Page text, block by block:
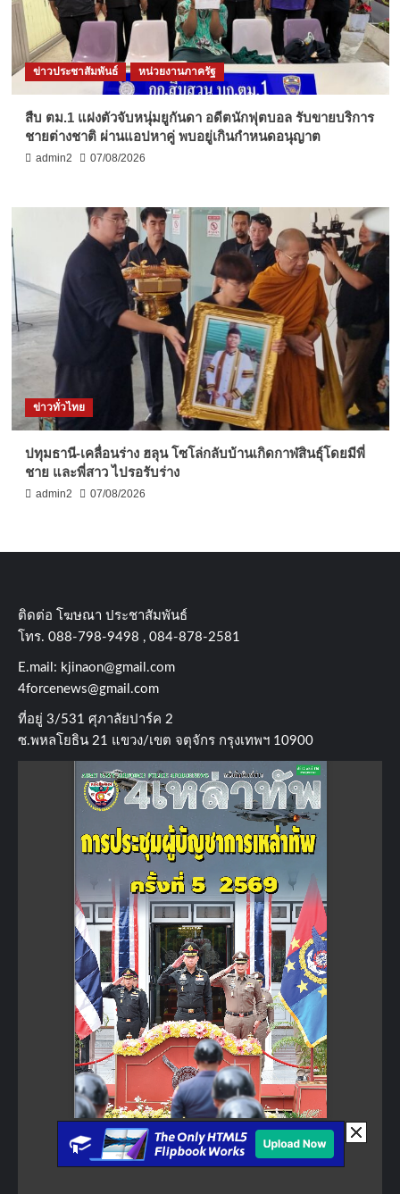
ข่าวประชาสัมพันธ์ หน่วยงานภาครัฐ
สืบ ตม.1 แฝงตัวจับหนุ่มยูกันดา อดีตนักฟุตบอล รับขายบริการ
ชายต่างชาติ ผ่านแอปหาคู่ พบอยู่เกินกำหนดอนุญาต
admin2 07/08/2026
ข่าวทั่วไทย
ปทุมธานี-เคลื่อนร่าง ฮลุน โซโล่กลับบ้านเกิดกาฬสินธุ์โดยมีพี่
ชาย และพี่สาว ไปรอรับร่าง
admin2 07/08/2026
ติดต่อ​ โฆษณา​ ประชาสัมพันธ์
โทร​. 088-798-9498 , 084-878-2581
E.mail: kjinaon@gmail.com
4forcenews@gmail.com
ที่อยู่​ 3/531​ ศุภาลัยปาร์ค​ 2
ซ.พหลโยธิน​ 21​ แขวง/เขต​ จตุจักร​ กรุงเทพฯ 10900